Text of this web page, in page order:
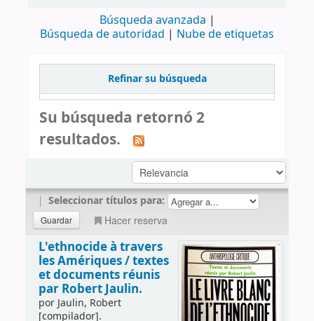
Búsqueda avanzada
Búsqueda de autoridad
Nube de etiquetas
Refinar su búsqueda
Su búsqueda retornó 2
resultados.
| Seleccionar títulos para:
Hacer reserva
L'ethnocide à travers
les Amériques /textes
et documents réunis
par Robert Jaulin.
por Jaulin, Robert
[compilador].